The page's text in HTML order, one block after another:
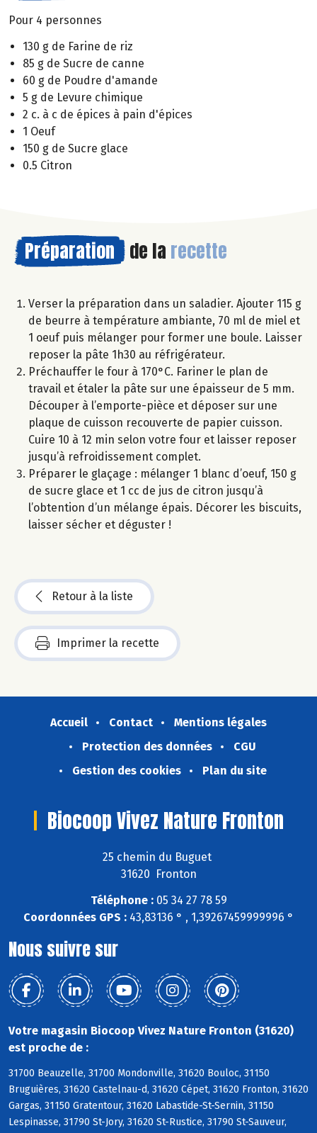
Pour 4 personnes
130 g de Farine de riz
85 g de Sucre de canne
60 g de Poudre d'amande
5 g de Levure chimique
2 c. à c de épices à pain d'épices
1 Oeuf
150 g de Sucre glace
0.5 Citron
Préparation de la recette
Verser la préparation dans un saladier. Ajouter 115 g
de beurre à température ambiante, 70 ml de miel et
1 oeuf puis mélanger pour former une boule. Laisser
reposer la pâte 1h30 au réfrigérateur.
Préchauffer le four à 170°C. Fariner le plan de
travail et étaler la pâte sur une épaisseur de 5 mm.
Découper à l’emporte-pièce et déposer sur une
plaque de cuisson recouverte de papier cuisson.
Cuire 10 à 12 min selon votre four et laisser reposer
jusqu’à refroidissement complet.
Préparer le glaçage : mélanger 1 blanc d’oeuf, 150 g
de sucre glace et 1 cc de jus de citron jusqu’à
l’obtention d’un mélange épais. Décorer les biscuits,
laisser sécher et déguster !
Retour à la liste
Imprimer la recette
Accueil Contact
Mentions légales
Protection des données
CGU
Gestion des cookies
Plan du site
Biocoop Vivez Nature Fronton
25 chemin du Buguet
31620 Fronton
Téléphone :05 34 27 78 59
Coordonnées GPS : 43,83136 ° , 1,39267459999996 °
Nous suivre sur
Votre magasin Biocoop Vivez Nature Fronton (31620)
est proche de :
31700 Beauzelle, 31700 Mondonville, 31620 Bouloc, 31150
Bruguières, 31620 Castelnau-d, 31620 Cépet, 31620 Fronton, 31620
Gargas, 31150 Gratentour, 31620 Labastide-St-Sernin, 31150
Lespinasse, 31790 St-Jory, 31620 St-Rustice, 31790 St-Sauveur,